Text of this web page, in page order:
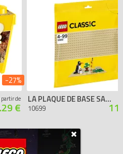
partir de
€
-27%
LA PLAQUE DE BASE SABLE 32X32
10699